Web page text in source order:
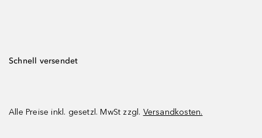
Schnell versendet
Alle Preise inkl. gesetzl. MwSt zzgl. Versandkosten.